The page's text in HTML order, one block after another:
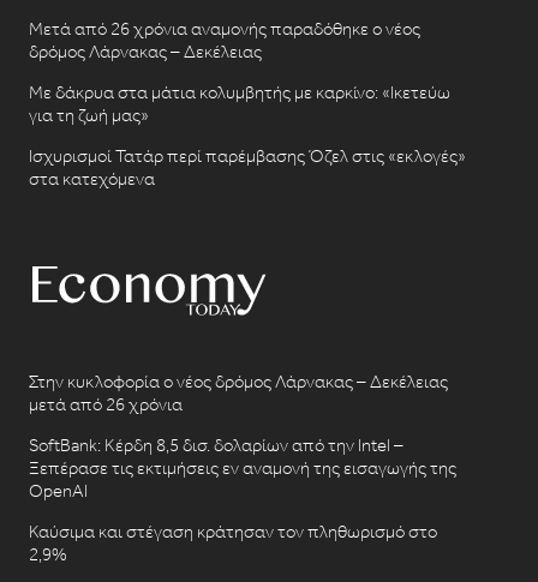
Μετά από 26 χρόνια αναμονής παραδόθηκε ο νέος
δρόμος Λάρνακας – Δεκέλειας
Με δάκρυα στα μάτια κολυμβητής με καρκίνο: «Ικετεύω
για τη ζωή μας»
Ισχυρισμοί Τατάρ περί παρέμβασης Όζελ στις «εκλογές»
στα κατεχόμενα
Στην κυκλοφορία ο νέος δρόμος Λάρνακας – Δεκέλειας
μετά από 26 χρόνια
SoftBank: Κέρδη 8,5 δισ. δολαρίων από την Intel –
Ξεπέρασε τις εκτιμήσεις εν αναμονή της εισαγωγής της
OpenAI
Καύσιμα και στέγαση κράτησαν τον πληθωρισμό στο
2,9%